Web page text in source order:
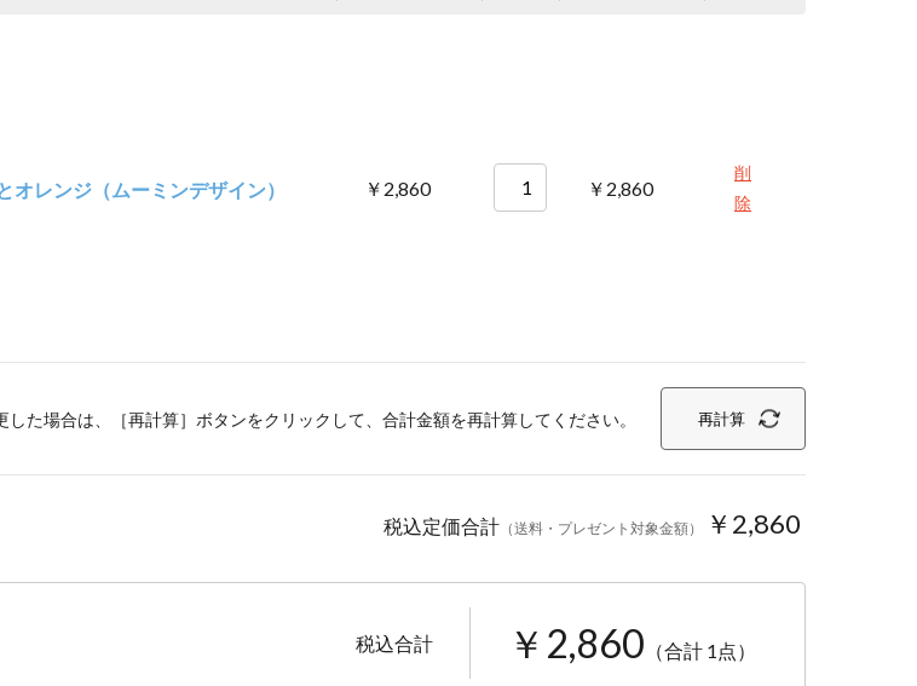
オレンジ（ムーミンデザイン）
￥2,860 ￥2,860
削
除
した場合は、［再計算］ボタンをクリックして、合計金額を再計算してください。 再計算
税込定価合計 （送料・プレゼント対象金額） ￥2,860
税込合計 ￥2,860 （合計 1点）